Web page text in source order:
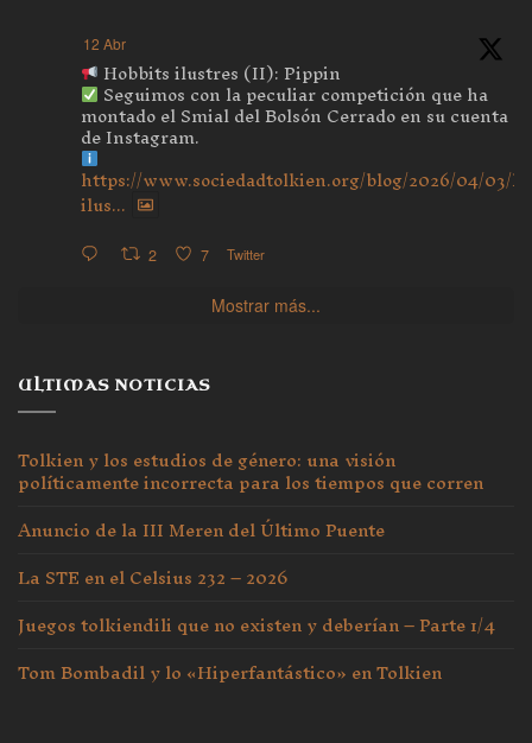
12 Abr
Hobbits ilustres (II): Pippin
Seguimos con la peculiar competición que ha
montado el Smial del Bolsón Cerrado en su cuenta
de Instagram.
https://www.sociedadtolkien.org/blog/2026/04/03/
ilus...
2 7 Twitter
Mostrar más...
ULTIMAS NOTICIAS
Tolkien y los estudios de género: una visión
políticamente incorrecta para los tiempos que corren
Anuncio de la III Meren del Último Puente
La STE en el Celsius 232 – 2026
Juegos tolkiendili que no existen y deberían – Parte 1/4
Tom Bombadil y lo «Hiperfantástico» en Tolkien